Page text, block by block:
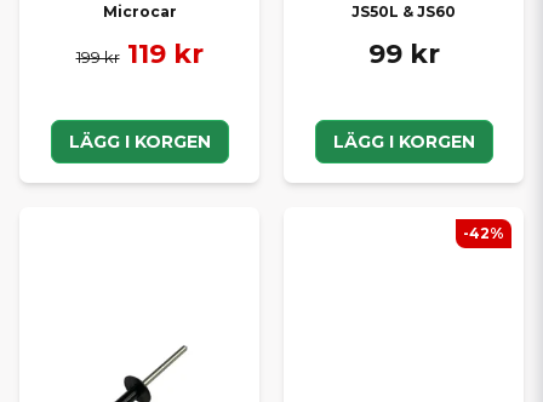
Alla reservdelar till Ligier
Alla reservdelar till Microcar
DÄRFÖR HANDLAR KUNDER
HOS SCP MOPEDBILSDELAR
hjälper dig snabbt att matcha rätt reservdel till just din modell.
Handla tryggt online och håll din Ligier eller Microcar i
Microcar
199 kr 119 kr
LÄGG I KORGEN
JS50L & JS60
99 kr
LÄGG I KORGEN
-42%